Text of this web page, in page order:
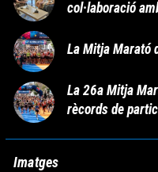
col·laboració
La Mitja Marató
La 26a Mitja
rècords de
Imatges